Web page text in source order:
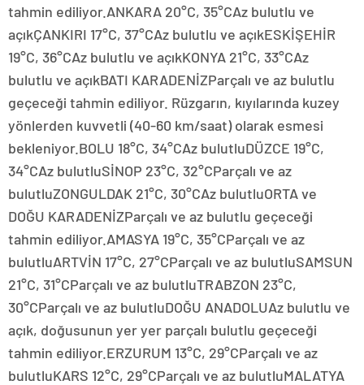
tahmin ediliyor.ANKARA 20°C, 35°CAz bulutlu ve
açıkÇANKIRI 17°C, 37°CAz bulutlu ve açıkESKİŞEHİR
19°C, 36°CAz bulutlu ve açıkKONYA 21°C, 33°CAz
bulutlu ve açıkBATI KARADENİZParçalı ve az bulutlu
geçeceği tahmin ediliyor. Rüzgarın, kıyılarında kuzey
yönlerden kuvvetli (40-60 km/saat) olarak esmesi
bekleniyor.BOLU 18°C, 34°CAz bulutluDÜZCE 19°C,
34°CAz bulutluSİNOP 23°C, 32°CParçalı ve az
bulutluZONGULDAK 21°C, 30°CAz bulutluORTA ve
DOĞU KARADENİZParçalı ve az bulutlu geçeceği
tahmin ediliyor.AMASYA 19°C, 35°CParçalı ve az
bulutluARTVİN 17°C, 27°CParçalı ve az bulutluSAMSUN
21°C, 31°CParçalı ve az bulutluTRABZON 23°C,
30°CParçalı ve az bulutluDOĞU ANADOLUAz bulutlu ve
açık, doğusunun yer yer parçalı bulutlu geçeceği
tahmin ediliyor.ERZURUM 13°C, 29°CParçalı ve az
bulutluKARS 12°C, 29°CParçalı ve az bulutluMALATYA